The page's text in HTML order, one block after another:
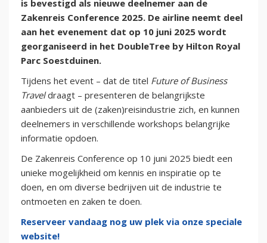
is bevestigd als nieuwe deelnemer aan de
Zakenreis Conference 2025. De airline neemt deel
aan het evenement dat op 10 juni 2025 wordt
georganiseerd in het DoubleTree by Hilton Royal
Parc Soestduinen.
Tijdens het event – dat de titel Future of Business
Traveldraagt – presenteren de belangrijkste
aanbieders uit de (zaken)reisindustrie zich, en kunnen
deelnemers in verschillende workshops belangrijke
informatie opdoen.
De Zakenreis Conference op 10 juni 2025 biedt een
unieke mogelijkheid om kennis en inspiratie op te
doen, en om diverse bedrijven uit de industrie te
ontmoeten en zaken te doen.
Reserveer vandaag nog uw plek via onze speciale
website!